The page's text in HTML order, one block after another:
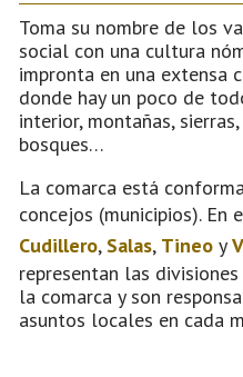
Toma su nombre de los
social con una cultura
impronta en una extensa
donde hay un poco de
interior, montañas,
bosques…
La comarca está
concejos (municipios). En
Cudillero, Salas, Tineo y
representan las
la comarca y son
asuntos locales en cada